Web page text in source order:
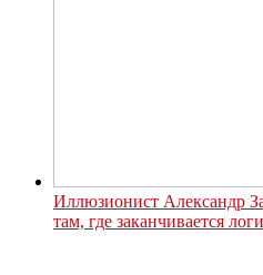
Иллюзионист Александр
там, где заканчивается